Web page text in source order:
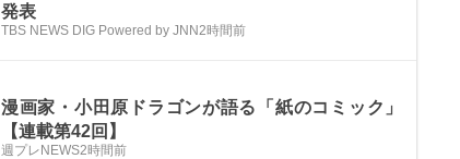
発表
TBS NEWS DIG Powered by JNN2時間前
漫画家・小田原ドラゴンが語る「紙のコミック」
【連載第42回】
週プレNEWS2時間前